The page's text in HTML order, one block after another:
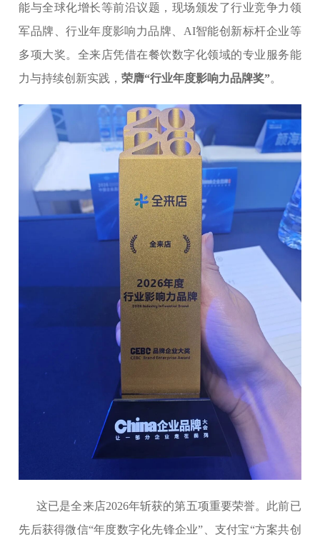
能与全球化增长等前沿议题，现场颁发了行业竞争力领
军品牌、行业年度影响力品牌、AI智能创新标杆企业等
多项大奖。全来店凭借在餐饮数字化领域的专业服务能
力与持续创新实践，荣膺“行业年度影响力品牌奖”。
这已是全来店2026年斩获的第五项重要荣誉。此前已
先后获得微信“年度数字化先锋企业”、支付宝“方案共创